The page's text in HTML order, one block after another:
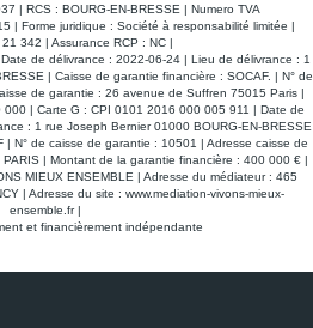
| RCS : BOURG-EN-BRESSE | Numero TVA
| Forme juridique : Société à responsabilité limitée |
342 | Assurance RCP : NC |
de délivrance : 2022-06-24 | Lieu de délivrance : 1
| Caisse de garantie financière : SOCAF. | N° de
de garantie : 26 avenue de Suffren 75015 Paris |
| Carte G : CPI 0101 2016 000 005 911 | Date de
: 1 rue Joseph Bernier 01000 BOURG-EN-BRESSE
N° de caisse de garantie : 10501 | Adresse caisse de
| Montant de la garantie financière : 400 000 € |
MIEUX ENSEMBLE | Adresse du médiateur : 465
| Adresse du site : www.mediation-vivons-mieux-
ensemble.fr|
et financièrement indépendante